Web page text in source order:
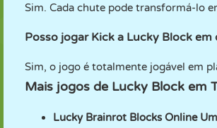
Sim. Cada chute pode transformá-lo
Posso jogar Kick a Lucky Block em
Sim, o jogo é totalmente jogável em
Mais jogos de Lucky Block em
Lucky Brainrot Blocks OnlineUm